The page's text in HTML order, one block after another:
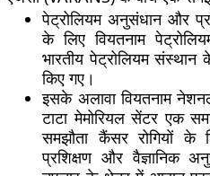
पेट्रोलियम अनुसंधान और
के लिए वियतनाम
भारतीय पेट्रोलियम
किए गए।
इसके अलावा वियतनाम
टाटा मेमोरियल सेंटर एक
समझौता कैंसर रोगियों के
प्रशिक्षण और वैज्ञानिक